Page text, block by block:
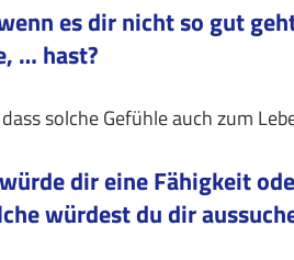
es dir nicht so gut
… hast?
solche Gefühle auch zum
dir eine Fähigkeit
würdest du dir